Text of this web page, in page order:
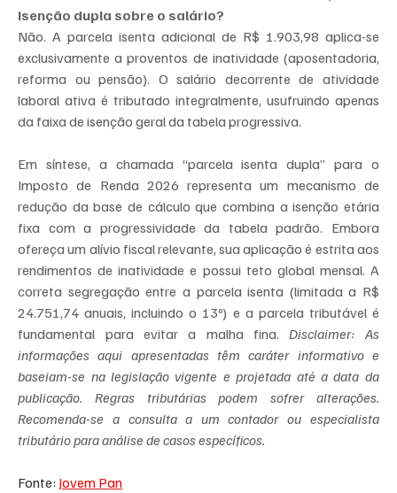
isenção dupla sobre o salário?
Não. A parcela isenta adicional de R$ 1.903,98 aplica-se
exclusivamente a proventos de inatividade (aposentadoria,
reforma ou pensão). O salário decorrente de atividade
laboral ativa é tributado integralmente, usufruindo apenas
da faixa de isenção geral da tabela progressiva.
Em síntese, a chamada “parcela isenta dupla” para o
Imposto de Renda 2026 representa um mecanismo de
redução da base de cálculo que combina a isenção etária
fixa com a progressividade da tabela padrão. Embora
ofereça um alívio fiscal relevante, sua aplicação é estrita aos
rendimentos de inatividade e possui teto global mensal. A
correta segregação entre a parcela isenta (limitada a R$
24.751,74 anuais, incluindo o 13º) e a parcela tributável é
fundamental para evitar a malha fina. Disclaimer: As
informações aqui apresentadas têm caráter informativo e
baseiam-se na legislação vigente e projetada até a data da
publicação. Regras tributárias podem sofrer alterações.
Recomenda-se a consulta a um contador ou especialista
tributário para análise de casos específicos.
Fonte: Jovem Pan